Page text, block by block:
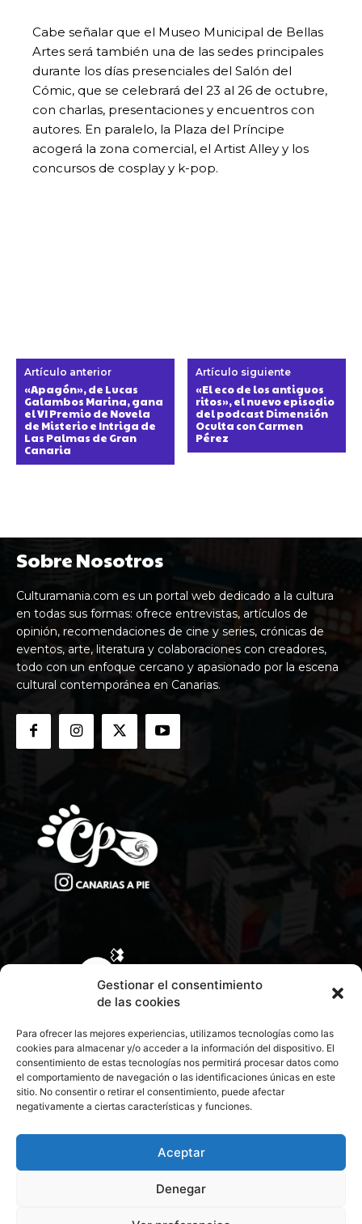
Gestionar el consentimiento
de las cookies
Para ofrecer las mejores experiencias, utilizamos tecnologías como las
cookies para almacenar y/o acceder a la información del dispositivo. El
consentimiento de estas tecnologías nos permitirá procesar datos como
el comportamiento de navegación o las identificaciones únicas en este
sitio. No consentir o retirar el consentimiento, puede afectar
negativamente a ciertas características y funciones.
Aceptar
Denegar
Cabe señalar que el Museo Municipal de Bellas
Artes será también una de las sedes principales
durante los días presenciales del Salón del
Cómic, que se celebrará del 23 al 26 de octubre,
con charlas, presentaciones y encuentros con
autores. En paralelo, la Plaza del Príncipe
acogerá la zona comercial, el Artist Alley y los
concursos de cosplay y k-pop.
Artículo anterior
«Apagón», de Lucas
Galambos Marina, gana
el VI Premio de Novela
de Misterio e Intriga de
Las Palmas de Gran
Canaria
Artículo siguiente
«El eco de los antiguos
ritos», el nuevo episodio
del podcast Dimensión
Oculta con Carmen
Pérez
Sobre Nosotros
Culturamania.com es un portal web dedicado a la cultura
en todas sus formas: ofrece entrevistas, artículos de
opinión, recomendaciones de cine y series, crónicas de
eventos, arte, literatura y colaboraciones con creadores,
todo con un enfoque cercano y apasionado por la escena
cultural contemporánea en Canarias.
CONTACTA CON NOSOTROS